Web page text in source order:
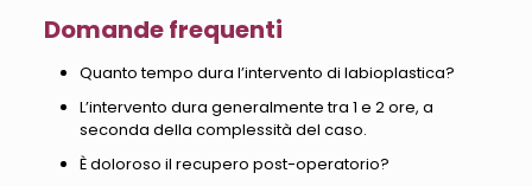
Domande frequenti
Quanto tempo dura l’intervento di labioplastica?
L’intervento dura generalmente tra 1 e 2 ore, a
seconda della complessità del caso.
È doloroso il recupero post-operatorio?